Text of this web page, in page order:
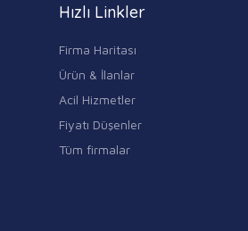
Hızlı Linkler
Firma Haritası
Ürün & İlanlar
Acil Hizmetler
Fiyatı Düşenler
Tüm firmalar